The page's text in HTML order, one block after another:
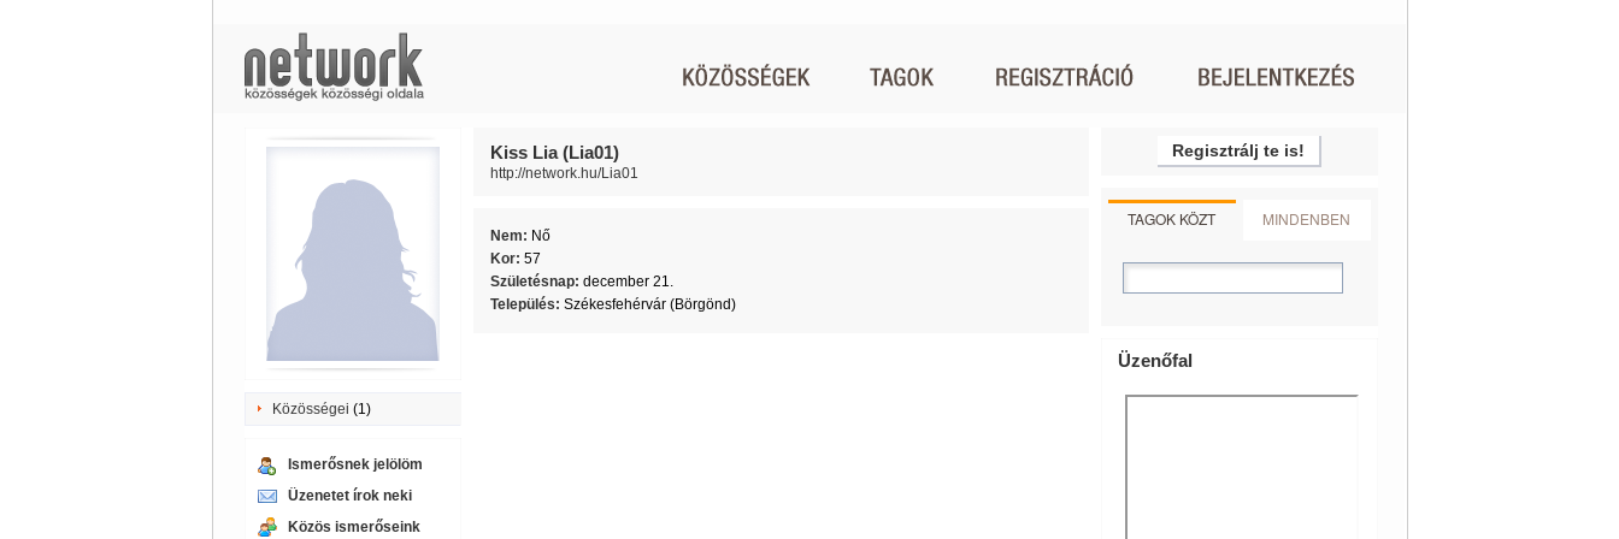
Közösségei (1)
Ismerősnek jelölöm
Üzenetet írok neki
Közös ismerőseink
Kiss Lia (Lia01)
http://network.hu/Lia01
Nem: Nő
Kor: 57
Születésnap: december 21.
Település: Székesfehérvár (Börgönd)
Regisztrálj te is!
TAGOK KÖZT MINDENBEN
Üzenőfal